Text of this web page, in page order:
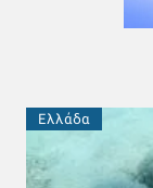
Ελλάδα